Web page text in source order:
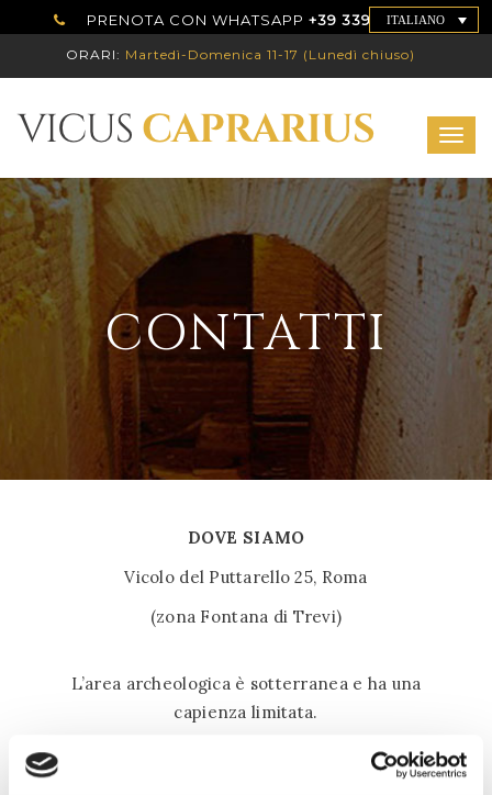
ITALIANO
PRENOTA CON WHATSAPP +39 339 7786192
ORARI: Martedì-Domenica 11-17 (Lunedì chiuso)
CONTATTI
DOVE SIAMO
Vicolo del Puttarello 25, Roma
(zona Fontana di Trevi)
L’area archeologica è sotterranea e ha una
capienza limitata.
La prenotazione è obbligatoria nel weekend e nei
giorni festivi, ma fortemente consigliata anche